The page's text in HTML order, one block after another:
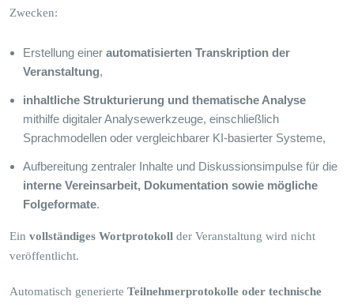
Zwecken:
Erstellung einer automatisierten Transkription der
Veranstaltung,
inhaltliche Strukturierung und thematische Analyse
mithilfe digitaler Analysewerkzeuge, einschließlich
Sprachmodellen oder vergleichbarer KI-basierter Systeme,
Aufbereitung zentraler Inhalte und Diskussionsimpulse für die
interne Vereinsarbeit, Dokumentation sowie mögliche
Folgeformate.
Ein vollständiges Wortprotokoll der Veranstaltung wird nicht
veröffentlicht.
Automatisch generierte Teilnehmerprotokolle oder technische